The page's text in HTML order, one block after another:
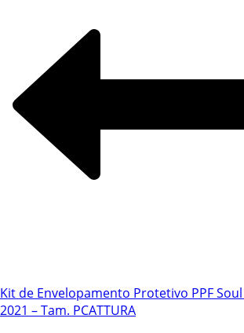
Kit de Envelopamento Protetivo PPF
2021 – Tam. PCATTURA